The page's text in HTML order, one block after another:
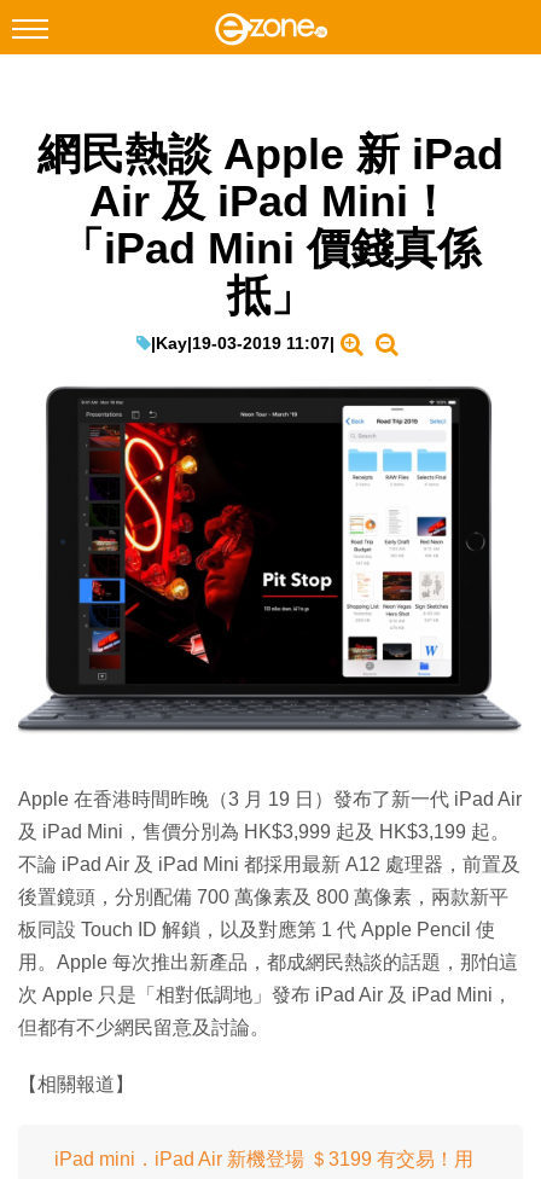
Facebook Instagram
EduTech
生成式AI與雲端應用
Enterprise Digital Transformation
網民熱談 Apple 新 iPad
Air 及 iPad Mini！
「iPad Mini 價錢真係
抵」
|Kay|19-03-2019 11:07|
Apple 在香港時間昨晚（3 月 19 日）發布了新一代 iPad Air
及 iPad Mini，售價分別為 HK$3,999 起及 HK$3,199 起。
不論 iPad Air 及 iPad Mini 都採用最新 A12 處理器，前置及
後置鏡頭，分別配備 700 萬像素及 800 萬像素，兩款新平
板同設 Touch ID 解鎖，以及對應第 1 代 Apple Pencil 使
用。Apple 每次推出新產品，都成網民熱談的話題，那怕這
次 Apple 只是「相對低調地」發布 iPad Air 及 iPad Mini，
但都有不少網民留意及討論。
【相關報道】
iPad mini．iPad Air 新機登場 ＄3199 有交易！用